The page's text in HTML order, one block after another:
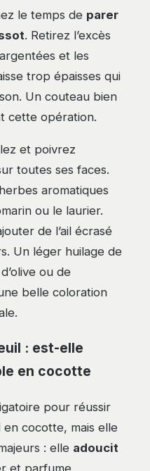
le temps de parer
. Retirez l’excès
et les
trop épaisses qui
Un couteau bien
cette opération.
et poivrez
toutes ses faces.
aromatiques
ou le laurier.
de l’ail écrasé
Un léger huilage de
ou de
belle coloration
: est-elle
en cocotte
pour réussir
cocotte, mais elle
: elle adoucit